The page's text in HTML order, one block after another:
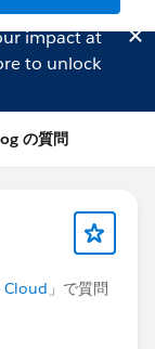
impact at
to unlock
の質問
Cloud 」で質問